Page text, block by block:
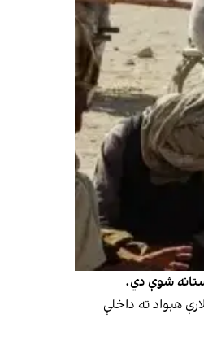
او ۴۷۹کسان پکې شامل دي، د تورخم له لارې هېواد ته داخلې